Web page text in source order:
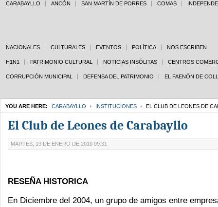
CARABAYLLO ANCÓN SAN MARTÍN DE PORRES COMAS
NACIONALES CULTURALES EVENTOS POLÌTICA NOS ESCRIBEN
H1N1 PATRIMONIO CULTURAL NOTICIAS INSÓLITAS CENTROS
CORRUPCIÓN MUNICIPAL DEFENSA DEL PATRIMONIO EL FAENÓN DE
YOU ARE HERE: CARABAYLLO INSTITUCIONES EL CLUB DE LEONES DE
El Club de Leones de Carabayllo
MARTES, 19 DE ENERO DE 2010 09:31
RESEÑA HISTORICA
En Diciembre del 2004, un grupo de amigos entre